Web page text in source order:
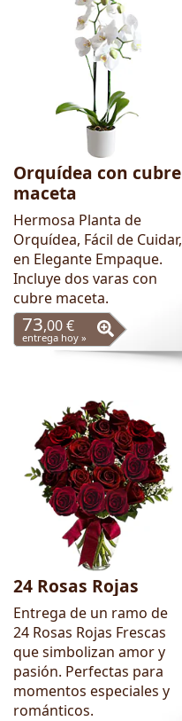
Orquídea con cubre
maceta
Hermosa Planta de
Orquídea, Fácil de Cuidar,
en Elegante Empaque.
Incluye dos varas con
cubre maceta.
73,00 €
entrega hoy »
24 Rosas Rojas
Entrega de un ramo de
24 Rosas Rojas Frescas
que simbolizan amor y
pasión. Perfectas para
momentos especiales y
románticos.